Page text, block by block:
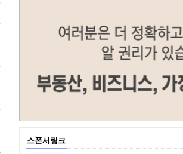
스폰서링크